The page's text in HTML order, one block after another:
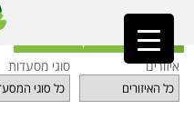
ראשי»מסעדות
חזרה לאינדקס המסעדות
איזורים
סוגי מסעדות